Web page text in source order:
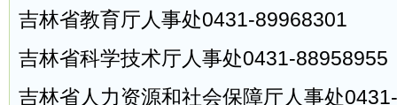
吉林省教育厅人事处0431-89968301
吉林省科学技术厅人事处0431-88958955
吉林省人力资源和社会保障厅人事处